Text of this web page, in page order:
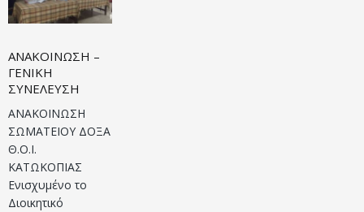
ΑΝΑΚΟΙΝΩΣΗ –
ΓΕΝΙΚΗ
ΣΥΝΕΛΕΥΣΗ
ΑΝΑΚΟΙΝΩΣΗ
ΣΩΜΑΤΕΙΟΥ ΔΟΞΑ
Θ.Ο.Ι.
ΚΑΤΩΚΟΠΙΑΣ
Ενισχυμένο το
Διοικητικό